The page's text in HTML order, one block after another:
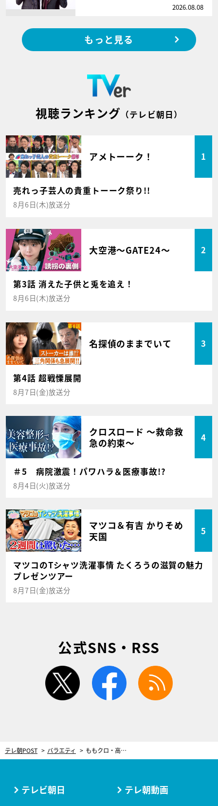
2026.08.08
もっと見る
視聴ランキング （テレビ朝日）
アメトーーク！ 1
売れっ子芸人の貴重トーーク祭り!!
8月6日(木)放送分
大空港～GATE24～ 2
第3話 消えた子供と兎を追え！
8月6日(木)放送分
名探偵のままでいて 3
第4話 超戦慄展開
8月7日(金)放送分
クロスロード ～救命救
急の約束～
4
＃5 病院激震！パワハラ＆医療事故!?
8月4日(火)放送分
マツコ＆有吉 かりそめ
天国
5
マツコのTシャツ洗濯事情 たくろうの滋賀の魅力
プレゼンツアー
8月7日(金)放送分
公式SNS・RSS
twitter facebook
テレ朝POST バラエティ ももクロ・高城れに、ファンと“トゥクトゥクデート”の真相が明らかに！
テレビ朝日 テレ朝動画